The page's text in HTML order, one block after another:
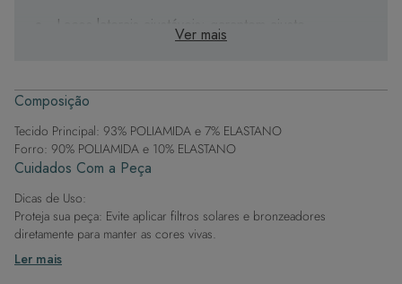
Laços laterais ajustáveis: garantem ajuste
confortável e personalizado, com leveza o dia todo.
Design sofisticado: detalhes exclusivos que
adicionam glamour e estilo.
Seja na praia ou à beira da piscina, esta peça valoriza e
se adapta ao corpo, para que você se sinta confiante
em qualquer ocasião.
Ver mais
Composição
Tecido Principal: 93% POLIAMIDA e 7% ELASTANO
Forro: 90% POLIAMIDA e 10% ELASTANO
Cuidados Com a Peça
Dicas de Uso:
Proteja sua peça: Evite aplicar filtros solares e bronzeadores
diretamente para manter as cores vivas.
Após a piscina: Lembre-se de que o cloro pode desgastar o tecido,
então enxague após sair da água.
Ler mais